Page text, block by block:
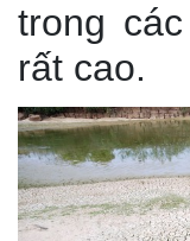
trong
rất cao.